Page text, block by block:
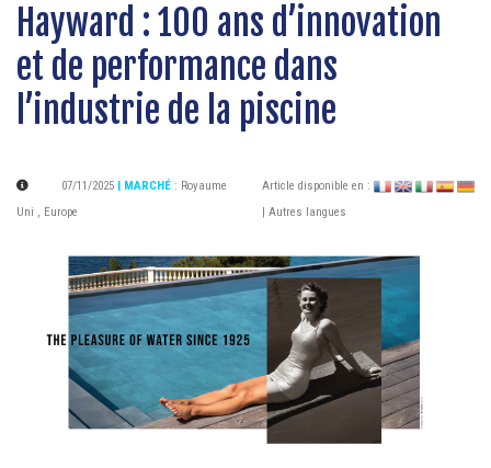
Hayward : 100 ans d’innovation
et de performance dans
l’industrie de la piscine
07/11/2025 | MARCHÉ : Royaume
Uni , Europe
Article disponible en :
| Autres langues